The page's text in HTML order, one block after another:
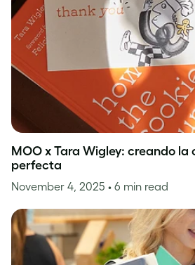
MOO x Tara Wigley: creando la
perfecta
November 4, 2025 • 6 min read